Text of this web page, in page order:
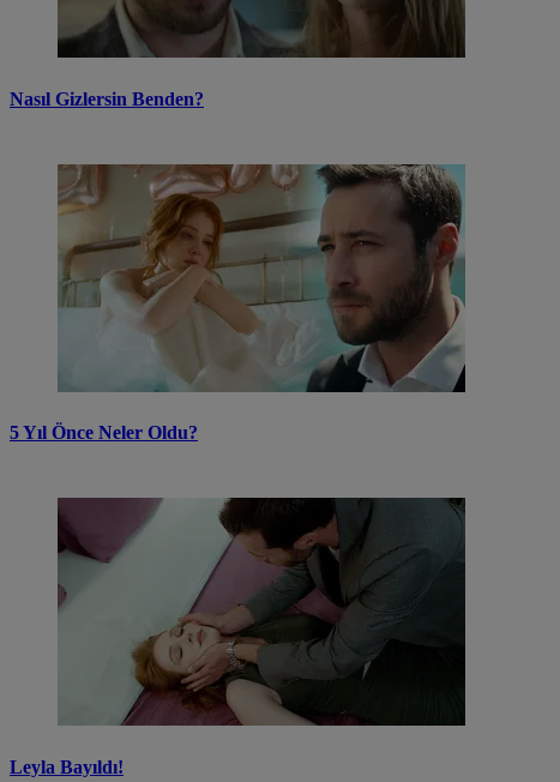
Nasıl Gizlersin Benden?
5 Yıl Önce Neler Oldu?
Leyla Bayıldı!